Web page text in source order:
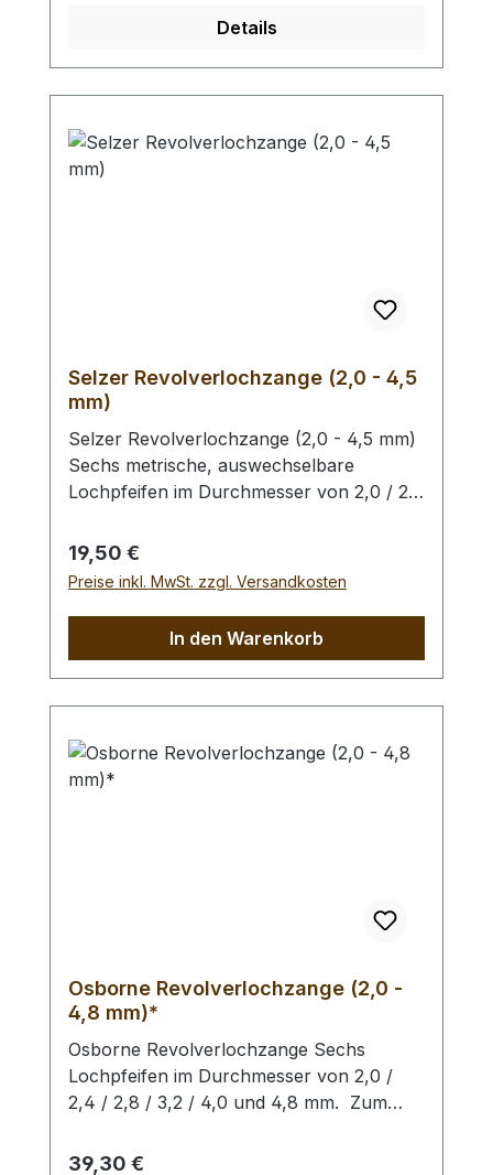
erhalten Sie 1 Selzer Rundlocheisen der
gewählten Größe.
Details
Selzer Revolverlochzange (2,0 - 4,5
mm)
Selzer Revolverlochzange (2,0 - 4,5 mm)
Sechs metrische, auswechselbare
Lochpfeifen im Durchmesser von 2,0 / 2,5
Sichtfenster für gewählten
Lochdurchmesser. Automatischer
Feststeller, Oberfläche silber vernickelt mit
hergestellt in Remscheid / Deutschland.
Zum Lochen von Leder und ähnlichen
Materialien. - Ersatz - Lochpfeifen (2,0 -
Lochpfeifen (1,5 - 6,0 mm) /
Lochpfeifenwechsler sind erhältlich.
Regulärer Preis:
19,50 €
Preise inkl. MwSt. zzgl. Versandkosten
In den Warenkorb
Osborne Revolverlochzange (2,0 -
4,8 mm)*
Osborne Revolverlochzange Sechs
Lochpfeifen im Durchmesser von 2,0 /
2,4 / 2,8 / 3,2 / 4,0 und 4,8 mm. Zum
Materialien. -
Regulärer Preis:
39,30 €